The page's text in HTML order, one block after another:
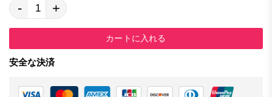
- +
カートに入れる
安全な決済